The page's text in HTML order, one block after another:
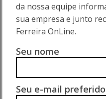
da nossa equipe
sua empresa e junto
Ferreira OnLine.
Seu nome
Seu e-mail preferido